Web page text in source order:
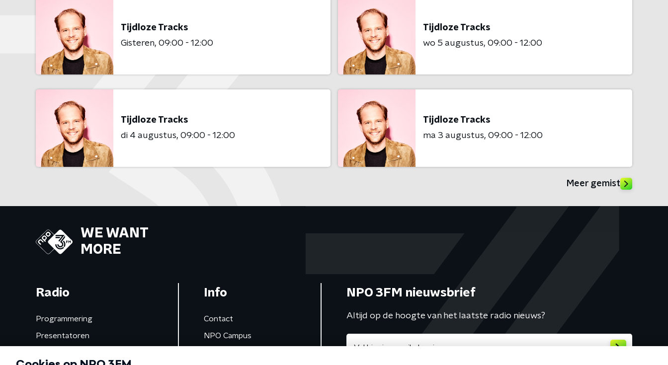
Tijdloze Tracks
Gisteren 09:00 - 12:00
Tijdloze Tracks
wo 5 augustus 09:00 - 12:00
Tijdloze Tracks
di 4 augustus 09:00 - 12:00
Tijdloze Tracks
ma 3 augustus 09:00 - 12:00
Meer gemist
WE WANT
MORE
Radio
Programmering
Presentatoren
Info
Contact
NPO Campus
NPO 3FM nieuwsbrief
Altijd op de hoogte van het laatste radio nieuws?